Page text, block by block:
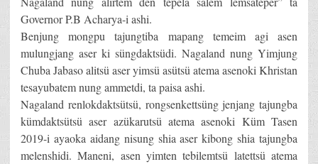
Governor P.B Acharya-i ashi.
Benjung mongpu tajungtiba mapang temeim agi asen
mulungjang aser ki süngdaktsüdi. Nagaland nung Yimjung
Chuba Jabaso alitsü aser yimsü asütsü atema asenoki Khristan
tesayubatem nung ammetdi, ta paisa ashi.
Nagaland renlokdaktsütsü, rongsenkettsüng jenjang tajungba
kümdaktsütsü aser azükarutsü atema asenoki Küm Tasen
2019-i ayaoka aidang nisung shia aser kibong shia tajungba
melenshidi. Maneni, asen yimten tebilemtsü latettsü atema